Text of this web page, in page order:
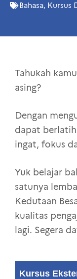
Bahasa, Kursus
Tahukah
asing?
Dengan
dapat
ingat, fokus
Yuk belajar
satunya
Kedutaan
kualitas
lagi. Segera
Kursus